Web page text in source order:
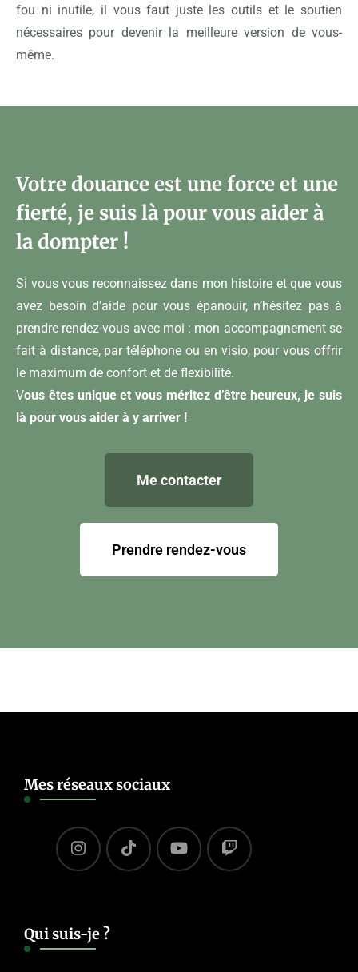
fou ni inutile, il vous faut juste les outils et le soutien
nécessaires pour devenir la meilleure version de vous-
même.
Votre douance est une force et une
fierté, je suis là pour vous aider à
la dompter !
Si vous vous reconnaissez dans mon histoire et que vous
avez besoin d’aide pour vous épanouir, n’hésitez pas à
prendre rendez-vous avec moi : mon accompagnement se
fait à distance, par téléphone ou en visio, pour vous offrir
le maximum de confort et de flexibilité.
Vous êtes unique et vous méritez d’être heureux, je suis
là pour vous aider à y arriver !
Me contacter
Prendre rendez-vous
Mes réseaux sociaux
Qui suis-je ?